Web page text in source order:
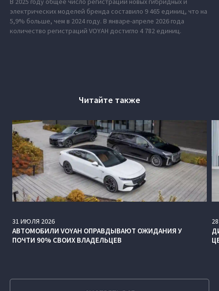
электрических моделей бренда составило 9 465 единиц, что на
5,9% больше, чем в 2024 году. В январе-апреле 2026 года
количество регистраций VOYAH достигло 4 782 единиц.
Читайте также
31 ИЮЛЯ 2026
АВТОМОБИЛИ VOYAH ОПРАВДЫВАЮТ ОЖИДАНИЯ У
ПОЧТИ 90% СВОИХ ВЛАДЕЛЬЦЕВ
28